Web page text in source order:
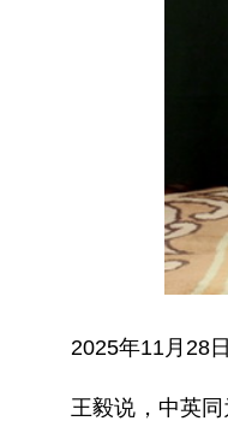
2025年11月28
王毅说，中英